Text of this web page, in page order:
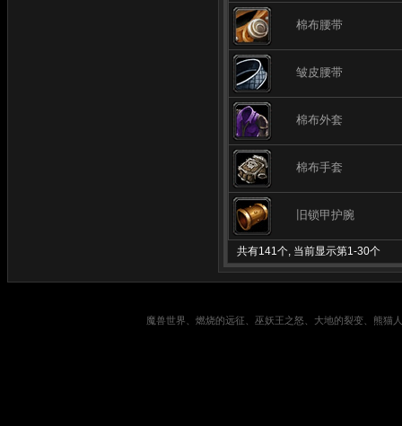
棉布腰带
皱皮腰带
棉布外套
棉布手套
旧锁甲护腕
共有141个, 当前显示第1-30个
魔兽世界、燃烧的远征、巫妖王之怒、大地的裂变、熊猫